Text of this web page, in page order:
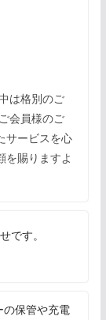
は格別のご
会員様のご
サービスを心
を賜りますよ
です。
保管や充電